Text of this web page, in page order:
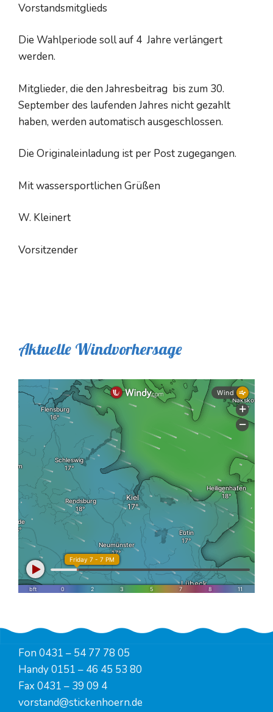
Vorstandsmitglieds
Die Wahlperiode soll auf 4 Jahre verlängert
werden.
Mitglieder, die den Jahresbeitrag bis zum 30.
September des laufenden Jahres nicht gezahlt
haben, werden automatisch ausgeschlossen.
Die Originaleinladung ist per Post zugegangen.
Mit wassersportlichen Grüßen
W. Kleinert
Vorsitzender
Aktuelle Windvorhersage
Fon0431 – 54 77 78 05
Handy0151 – 46 45 53 80
Fax 0431 – 39 09 4
vorstand@stickenhoern.de